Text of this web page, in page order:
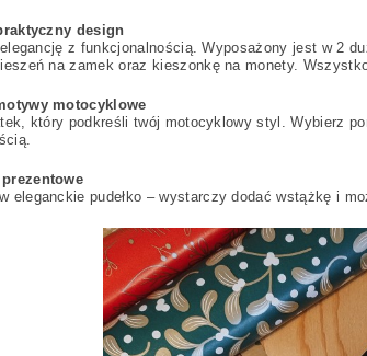
design
z funkcjonalnością. Wyposażony jest w 2
na zamek oraz kieszonkę na monety.
motocyklowe
który podkreśli twój motocyklowy styl. Wybierz
eleganckie pudełko – wystarczy dodać wstążkę i